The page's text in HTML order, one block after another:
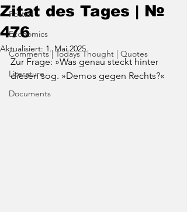
Politics
Economics
Comments | Todays Thought | Quotes
Literature
Documents
Zitat des Tages | №
476
Aktualisiert: 1. Mai 2025
Zur Frage: »Was genau steckt hinter
diesen sog. »Demos gegen Rechts?«